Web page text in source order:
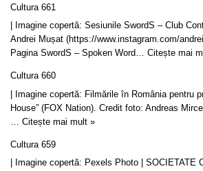
Cultura 661
| Imagine copertă: Sesiunile SwordS – Club
Andrei Mușat (https://www.instagram.com/
Pagina SwordS – Spoken Word… Citește mai
Cultura 660
| Imagine copertă: Filmările în România pentru
House” (FOX Nation). Credit foto: Andreas
Citește mai mult »
Cultura 659
| Imagine copertă: Pexels Photo | SOCIETATE